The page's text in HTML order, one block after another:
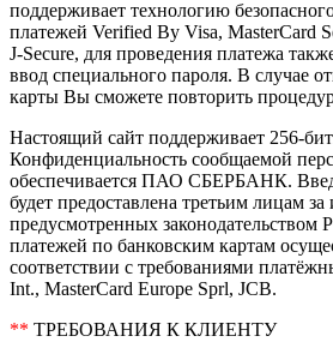
поддерживает технологию
платежей Verified By Visa, MasterCard
J-Secure, для проведения платежа
ввод специального пароля. В случае
карты Вы сможете повторить
Настоящий сайт поддерживает 256-
Конфиденциальность сообщаемой
обеспечивается ПАО СБЕРБАНК.
будет предоставлена третьим лицам
предусмотренных законодательством
платежей по банковским картам
соответствии с требованиями
Int., MasterCard Europe Sprl, JCB.
** ТРЕБОВАНИЯ К КЛИЕНТУ